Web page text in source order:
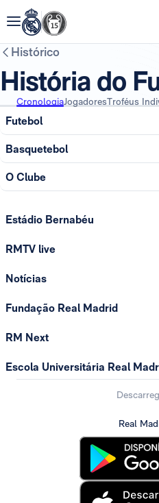
Histórico
História do
CronologiaJogadoresTroféus
Futebol
Basquetebol
O Clube
Estádio Bernabéu
RMTV live
Notícias
Fundação Real Madrid
RM Next
Escola Universitária Real
Real